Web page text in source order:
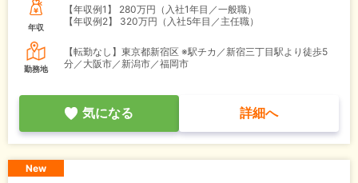
年収
【年収例1】
280万円（入社1年目／一般職）
【年収例2】
320万円（入社5年目／主任職）
勤務地
【転勤なし】東京都新宿区 ※駅チカ／新宿三丁目駅より徒歩5
分／大阪市／新潟市／福岡市
気になる 詳細へ
New